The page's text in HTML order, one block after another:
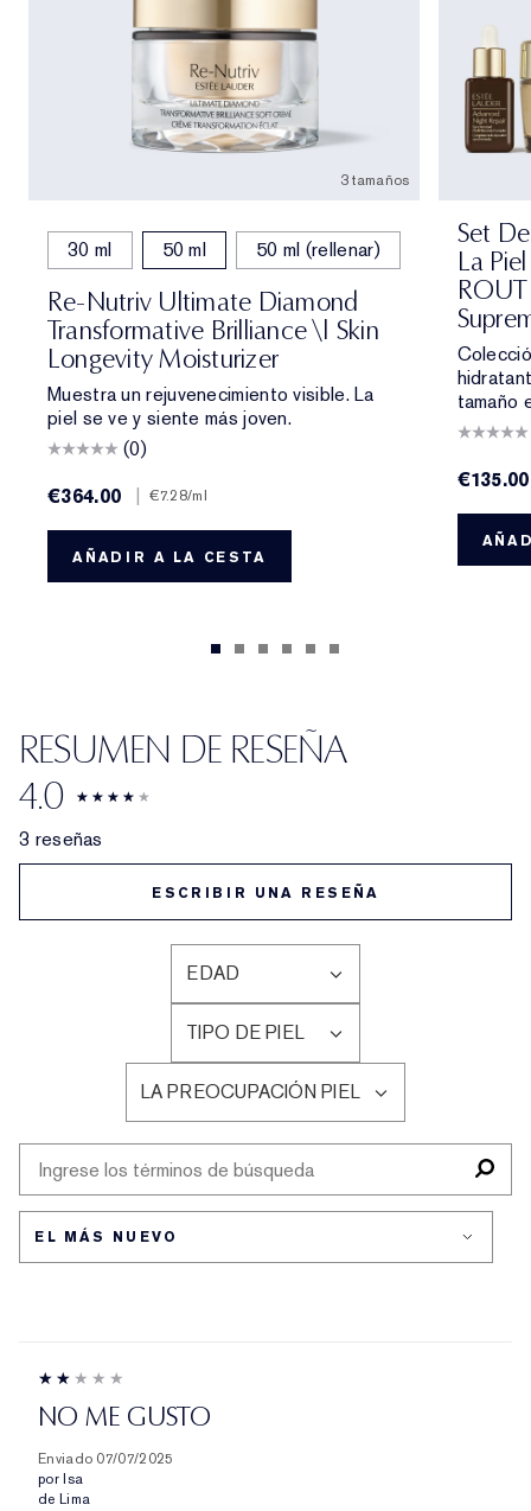
3 tamaños
30 ml 50 ml 50 ml (rellenar)
Re-Nutriv Ultimate Diamond
Transformative Brilliance \| Skin
Longevity Moisturizer
Muestra un rejuvenecimiento visible. La
piel se ve y siente más joven.
(0)
€364.00
€7.28/ml
AÑADIR A LA CESTA
Set
La
tamaño
€135.00
RESUMEN DE RESEÑA
4.0
3 reseñas
ESCRIBIR UNA RESEÑA
EDAD
FILTRAR
RESEÑAS
POR
EDAD
TIPO DE PIEL
FILTRAR
RESEÑAS
POR
TIPO
DE
PIEL
LA PREOCUPACIÓN PIEL
FILTRAR
RESEÑAS
LA
PIEL
NO ME GUSTO
Enviado 07/07/2025
por Isa
de Lima